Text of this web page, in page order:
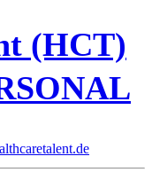
(HCT)